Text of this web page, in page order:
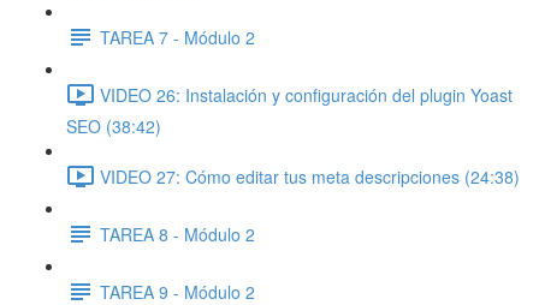
TAREA 7 - Módulo 2
VIDEO 26: Instalación y configuración del plugin Yoast
SEO (38:42)
VIDEO 27: Cómo editar tus meta descripciones (24:38)
TAREA 8 - Módulo 2
TAREA 9 - Módulo 2